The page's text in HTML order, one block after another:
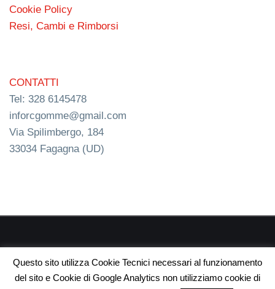
Cookie Policy
Resi, Cambi e Rimborsi
CONTATTI
Tel: 328 6145478
inforcgomme@gmail.com
Via Spilimbergo, 184
33034 Fagagna (UD)
webdesign
Questo sito utilizza Cookie Tecnici necessari al funzionamento
del sito e Cookie di Google Analytics non utilizziamo cookie di